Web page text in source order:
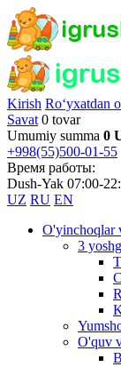
Kirish Ro‘yxatdan
Savat 0 tovar
Umumiy summa 0
+998(55)500-01-55
Время работы:
Dush-Yak 07:00-
UZ RU EN
O'yinchoqlar
3
O'quv